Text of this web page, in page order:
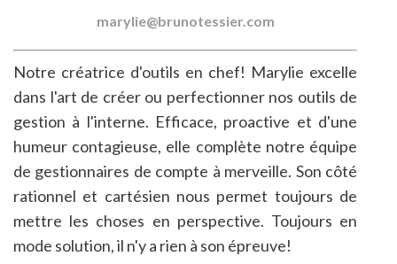
marylie@brunotessier.com
Notre créatrice d'outils en chef! Marylie excelle
dans l'art de créer ou perfectionner nos outils de
gestion à l'interne. Efficace, proactive et d'une
humeur contagieuse, elle complète notre équipe
de gestionnaires de compte à merveille. Son côté
rationnel et cartésien nous permet toujours de
mettre les choses en perspective. Toujours en
mode solution, il n'y a rien à son épreuve!